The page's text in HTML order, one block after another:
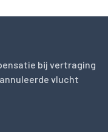
bij vertraging
vlucht